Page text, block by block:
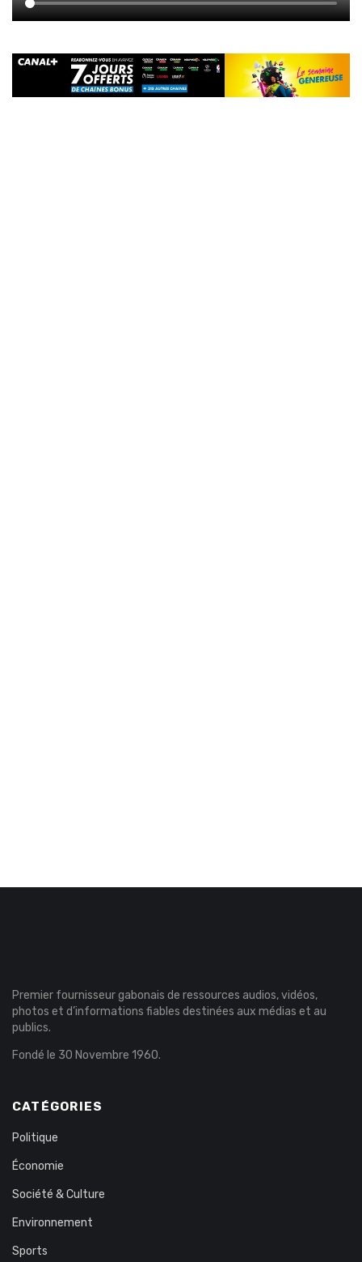
Premier fournisseur gabonais de ressources audios, vidéos,
photos et d’informations fiables destinées aux médias et au
publics.
Fondé le 30 Novembre 1960.
CATÉGORIES
Politique
Économie
Société & Culture
Environnement
Sports